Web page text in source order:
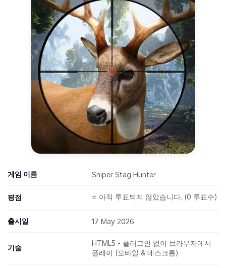
게임 이름 Sniper Stag Hunter
평점 ⭐ 아직 투표되지 않았습니다. (0 투표수)
출시일 17 May 2026
기술
HTML5 - 플러그인 없이 브라우저에서
플레이 (모바일 & 데스크톱)